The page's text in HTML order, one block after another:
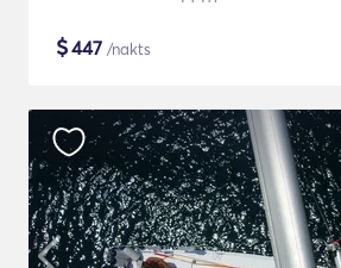
$447 /nakts